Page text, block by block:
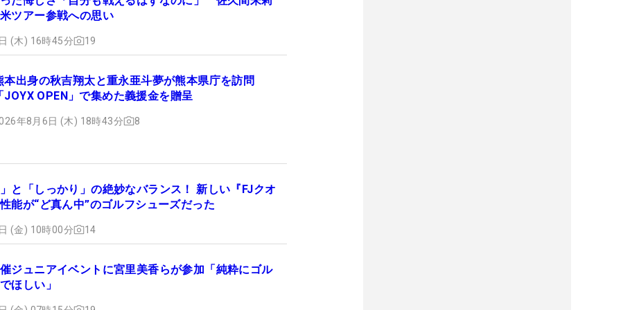
ツアー参戦への思い
(木) 16時45分 19
本出身の秋吉翔太と重永亜斗夢が熊本県庁を訪問
JOYX OPEN」で集めた義援金を贈呈
年8月6日 (木) 18時43分 8
と「しっかり」の絶妙なバランス！ 新しい『FJクオ
能が“ど真ん中”のゴルフシューズだった
(金) 10時00分 14
ジュニアイベントに宮里美香らが参加「純粋にゴル
ほしい」